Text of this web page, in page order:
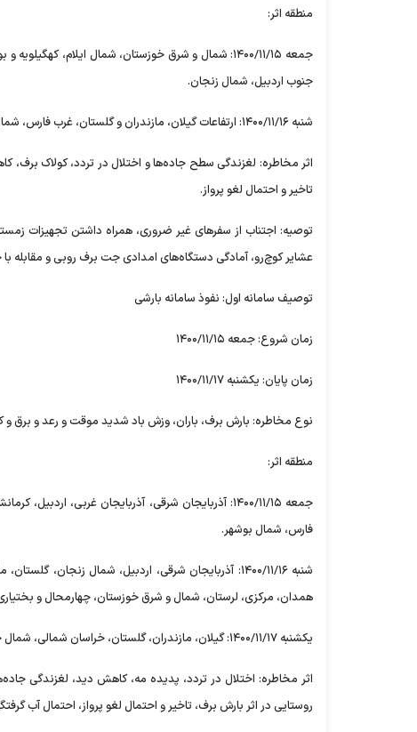
منطقه اثر:
جمعه ۱۴۰۰/۱۱/۱۵: شمال و شرق خوزستان، شمال ایلام،
جنوب اردبیل، شمال زنجان.
شنبه ۱۴۰۰/۱۱/۱۶: ارتفاعات گیلان، مازندران و گلستان، غرب فارس، شمال بوشهر، شرق خراسان رضوی.
اثر مخاطره: لغزندگی سطح جاده‌ها و اختلال در تردد، کولاک
تاخیر و احتمال لغو پرواز.
توصیه: اجتناب از سفر‌های غیر ضروری، همراه داشتن تجهیزات
عشایر کوچ‌رو، آمادگی دستگاه‌های امدادی جت برف روبی و مقابله
توصیف سامانه اول: نفوذ سامانه بارشی
زمان شروع: جمعه ۱۴۰۰/۱۱/۱۵
زمان پایان: یکشنبه ۱۴۰۰/۱۱/۱۷
نوع مخاطره: بارش برف، باران، وزش باد شدید موقت و رعد و برق و
منطقه اثر:
جمعه ۱۴۰۰/۱۱/۱۵: آذربایجان شرقی، آذربایجان غربی،
فارس، شمال بوشهر.
شنبه ۱۴۰۰/۱۱/۱۶: آذربایجان شرقی، اردبیل، شمال
همدان، مرکزی، لرستان، شمال و شرق خوزستان، چهارمحال و
یکشنبه ۱۴۰۰/۱۱/۱۷: گیلان، مازندران، گلستان، خراسان شمالی، شمال خراسان رضوی، ارتفاعات استان‌های زنجان، قزوین، البرز، تهران و سمنان.
اثر مخاطره: اختلال در تردد، پدیده مه، کاهش دید، لغزندگی
روستایی در اثر بارش برف، تاخیر و احتمال لغو پرواز، احتمال آب